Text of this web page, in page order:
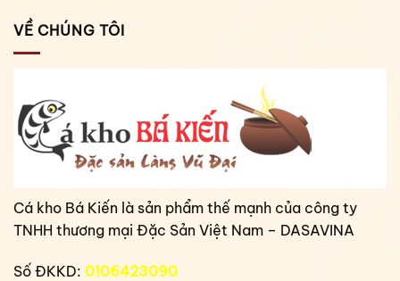
VỀ CHÚNG TÔI
Cá kho Bá Kiến là sản phẩm thế mạnh của công ty
TNHH thương mại Đặc Sản Việt Nam – DASAVINA
Số ĐKKD: 0106423090